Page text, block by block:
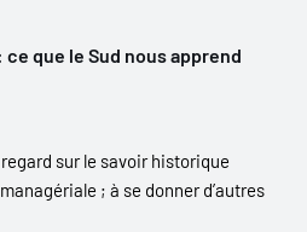
que le Sud nous apprend
sur le savoir historique
; à se donner d’autres